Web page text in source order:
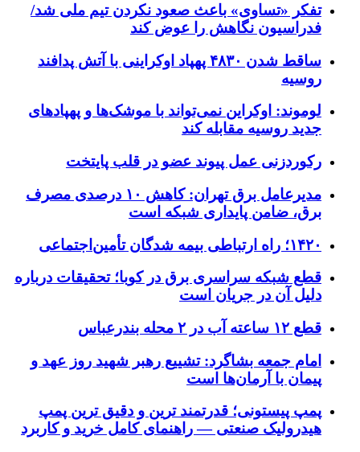
تفکر «تساوی» باعث صعود نکردن تیم ملی شد/
فدراسیون نگاهش را عوض کند
ساقط شدن ۴۸۳۰ پهپاد اوکراینی با آتش پدافند
روسیه
لوموند: اوکراین نمی‌تواند با موشک‌ها و پهپادهای
جدید روسیه مقابله کند
رکوردزنی عمل پیوند عضو در قلب پایتخت
مدیرعامل برق تهران: کاهش ۱۰ درصدی مصرف
برق، ضامن پایداری شبکه است
۱۴۲۰؛ راه ارتباطی بیمه شدگان تأمین‌اجتماعی
قطع شبکه سراسری برق در کوبا؛ تحقیقات درباره
دلیل آن در جریان است
قطع ۱۲ ساعته آب در ۲ محله بندرعباس
امام جمعه بشاگرد: تشییع رهبر شهید روز عهد و
پیمان با آرمان‌ها است
پمپ پیستونی؛ قدرتمند ترین و دقیق‌ ترین پمپ
هیدرولیک صنعتی — راهنمای کامل خرید و کاربرد